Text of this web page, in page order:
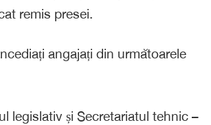
remis presei.
angajați din următoarele
legislativ și Secretariatul tehnic –